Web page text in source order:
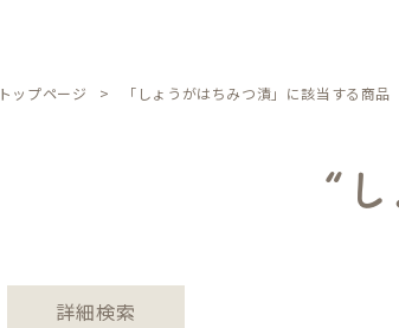
トップページ 「しょうがはちみつ漬」に該当する商品
“
詳細検索
価格